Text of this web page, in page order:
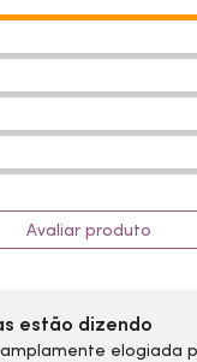
Avaliar produto
estão dizendo
elogiada